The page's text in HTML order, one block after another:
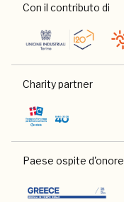
Con il contributo di
Charity partner
Paese ospite d'onore